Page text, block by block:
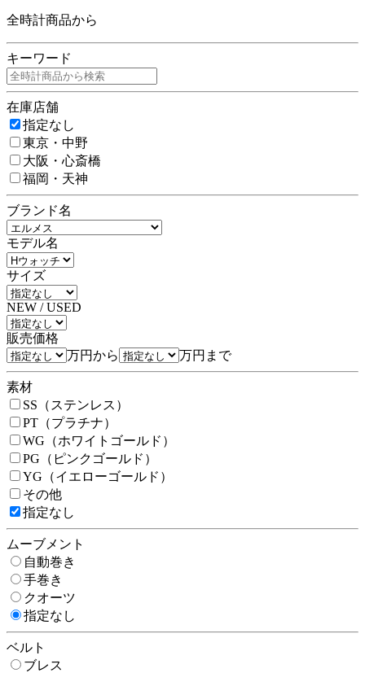
全時計商品から
キーワード
在庫店舗
指定なし
東京・中野
大阪・心斎橋
福岡・天神
ブランド名
モデル名
サイズ
NEW / USED
販売価格
万円から
万円まで
素材
SS（ステンレス）
PT（プラチナ）
WG（ホワイトゴールド）
PG（ピンクゴールド）
YG（イエローゴールド）
その他
指定なし
ムーブメント
自動巻き
手巻き
クオーツ
指定なし
ベルト
ブレス